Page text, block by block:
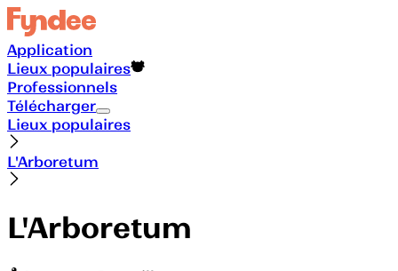
Application
Lieux populaires
Professionnels
Télécharger
Lieux populaires
L'Arboretum
L'Arboretum